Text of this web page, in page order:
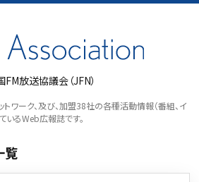
FM放送協議会（JFN）
トワーク、及び、加盟38社の各種活動情報（番組、イ
いるWeb広報誌です。
覧